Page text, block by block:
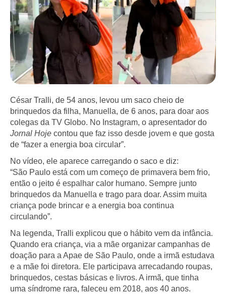
César Tralli, de 54 anos, levou um saco cheio de
brinquedos da filha, Manuella, de 6 anos, para doar aos
colegas da TV Globo. No Instagram, o apresentador do
Jornal Hoje contou que faz isso desde jovem e que gosta
de “fazer a energia boa circular”.
No vídeo, ele aparece carregando o saco e diz:
“São Paulo está com um começo de primavera bem frio,
então o jeito é espalhar calor humano. Sempre junto
brinquedos da Manuella e trago para doar. Assim muita
criança pode brincar e a energia boa continua
circulando”.
Na legenda, Tralli explicou que o hábito vem da infância.
Quando era criança, via a mãe organizar campanhas de
doação para a Apae de São Paulo, onde a irmã estudava
e a mãe foi diretora. Ele participava arrecadando roupas,
brinquedos, cestas básicas e livros. A irmã, que tinha
uma síndrome rara, faleceu em 2018, aos 40 anos.